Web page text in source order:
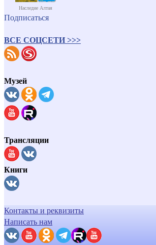
Наследие Алтая
Подписаться
ВСЕ СОЦСЕТИ >>>
Музей
Трансляции
Книги
Контакты и реквизиты
Написать нам